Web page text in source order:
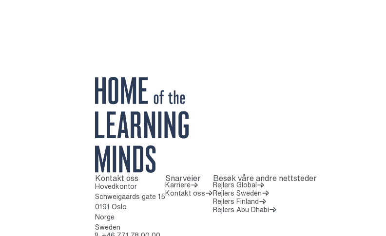
Til startsiden
Kontakt oss
Hovedkontor
Schweigaards gate 15
0191 Oslo
Norge
Sweden
Snarveier
Karriere
Kontakt oss
Besøk våre andre nettsteder
Rejlers Global(Åpnes i en ny fane)
Rejlers Sweden
Rejlers Finland
Rejlers Abu Dhabi